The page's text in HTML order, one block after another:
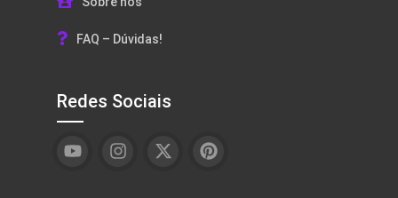
FAQ – Dúvidas!
Redes Sociais